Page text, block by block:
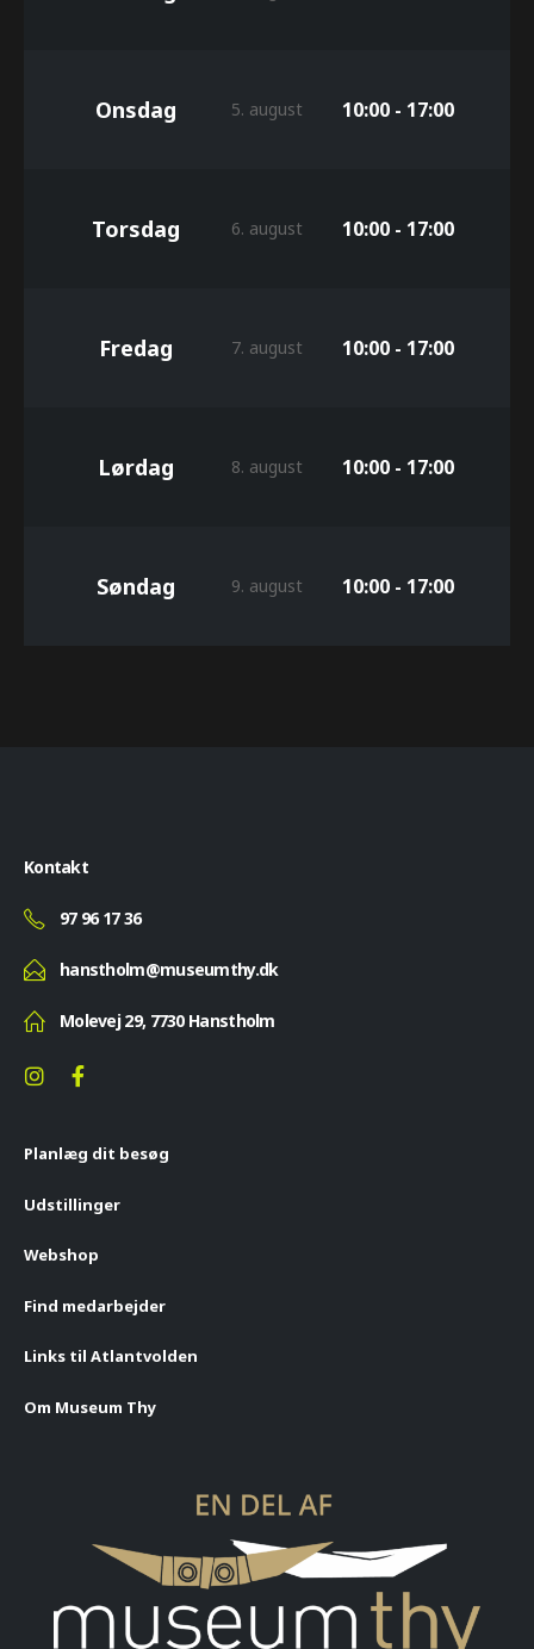
Onsdag 5. august 10:00 - 17:00
Torsdag 6. august 10:00 - 17:00
Fredag 7. august 10:00 - 17:00
Lørdag 8. august 10:00 - 17:00
Søndag 9. august 10:00 - 17:00
Kontakt
97 96 17 36
hanstholm@museumthy.dk
Molevej 29, 7730 Hanstholm
Planlæg dit besøg
Udstillinger
Webshop
Find medarbejder
Links til Atlantvolden
Om Museum Thy